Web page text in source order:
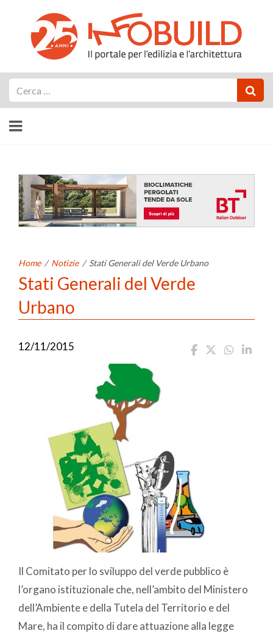
Home / Notizie / Stati Generali del Verde Urbano
Stati Generali del Verde
Urbano
12/11/2015
Il Comitato per lo sviluppo del verde pubblico è
l’organo isti­tuzionale che, nell’ambito del Ministero
dell’Ambiente e della Tutela del Territorio e del
Mare, ha il compito di dare attuazi­one alla legge